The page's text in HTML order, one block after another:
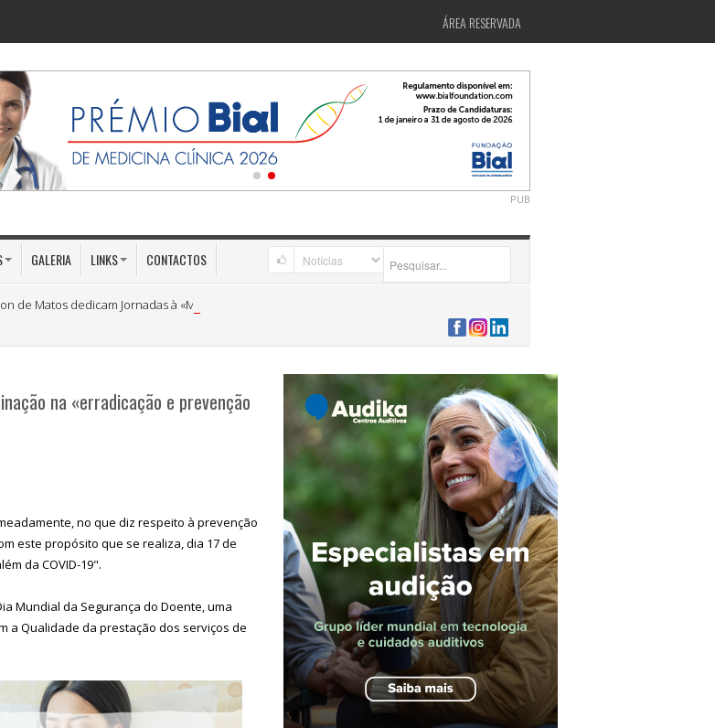
ÁREA RESERVADA
PUB
GALERIA LINKS CONTACTOS
de Matos dedicam Jornadas à «Medicina Preventiva»
na «erradicação e prevenção
no que diz respeito à prevenção
este propósito que se realiza, dia 17 de
da COVID-19".
Mundial da Segurança do Doente, uma
a Qualidade da prestação dos serviços de